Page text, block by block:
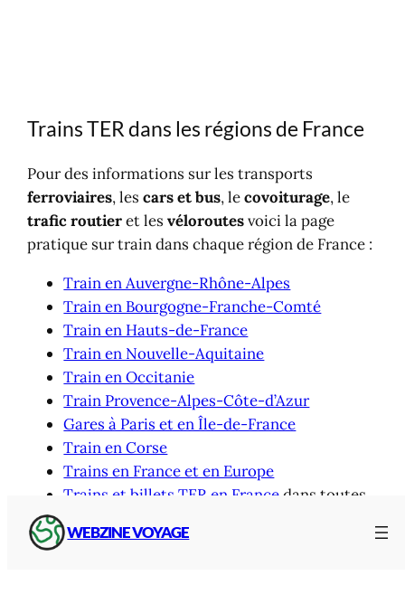
WEBZINE VOYAGE
Trains TER dans les régions de France
Pour des informations sur les transports
ferroviaires, lescars et bus, lecovoiturage, le
trafic routieret lesvéloroutesvoici la page
pratique sur train dans chaque région de France :
Train en Auvergne-Rhône-Alpes
Train en Bourgogne-Franche-Comté
Train en Hauts-de-France
Train en Nouvelle-Aquitaine
Train en Occitanie
Train Provence-Alpes-Côte-d’Azur
Gares à Paris et en Île-de-France
Train en Corse
Trains en France et en Europe
Trains et billets TER en France dans toutes